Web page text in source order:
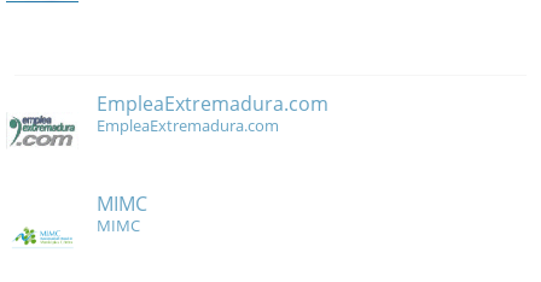
EmpleaExtremadura.com
EmpleaExtremadura.com
MIMC
MIMC